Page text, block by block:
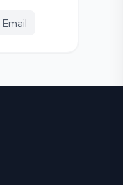
Email